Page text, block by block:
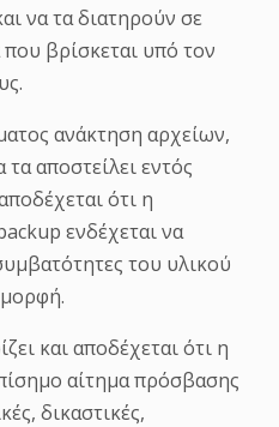
να τα διατηρούν σε
βρίσκεται υπό τον
ανάκτηση αρχείων,
αποστείλει εντός
ότι η
ενδέχεται να
του υλικού
και αποδέχεται ότι η
αίτημα πρόσβασης
δικαστικές,